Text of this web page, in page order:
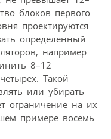
блоков первого
проектируются
определенный
например
8–12
Такой
или убирать
ограничение на их
примере восемь